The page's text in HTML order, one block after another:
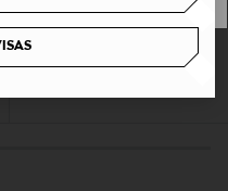
NESTI DANTE
Capri ziepes 250 g